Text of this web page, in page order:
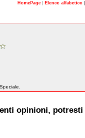
HomePage Elenco alfabetico
opinioni,